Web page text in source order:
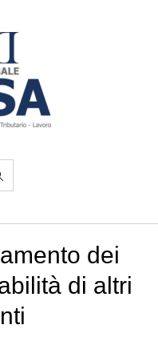
dei
di altri